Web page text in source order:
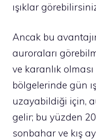
ışıklar
Ancak bu
auroraları
ve karanlık
bölgelerinde gün
uzayabildiği için,
gelir; bu yüzden
sonbahar ve kış